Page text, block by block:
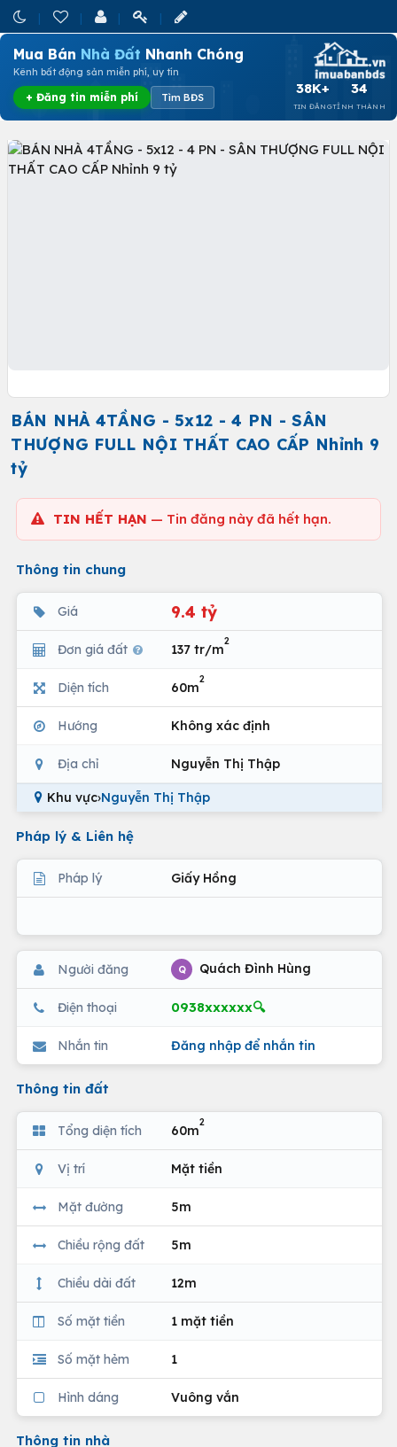
Mua Bán Nhà Đất Nhanh Chóng
Kênh bất động sản miễn phí, uy tín
+ Đăng tin miễn phí Tìm BĐS
38K+
TIN ĐĂNG
34
TỈNH THÀNH
BÁN NHÀ 4TẦNG - 5x12 - 4 PN - SÂN
THƯỢNG FULL NỘI THẤT CAO CẤP Nhỉnh 9
tỷ
TIN HẾT HẠN — Tin đăng này đã hết hạn.
Thông tin chung
Giá 9.4 tỷ
Đơn giá đất 137 tr/m
2
Diện tích 60m
2
Hướng Không xác định
Địa chỉ Nguyễn Thị Thập
Khu vực›Nguyễn Thị Thập
Pháp lý & Liên hệ
Pháp lý Giấy Hồng
Người đăng Q Quách Đình Hùng
Điện thoại 0938xxxxxx🔍
Nhắn tin Đăng nhập để nhắn tin
Thông tin đất
Tổng diện tích 60m
2
Vị trí Mặt tiền
Mặt đường 5m
Chiều rộng đất 5m
Chiều dài đất 12m
Số mặt tiền 1 mặt tiền
Số mặt hẻm 1
Hình dáng Vuông vắn
Thông tin nhà